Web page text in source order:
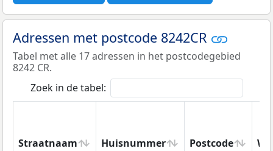
Adressen met postcode 8242CR
Tabel met alle 17 adressen in het postcodegebied
8242 CR.
Zoek in de tabel:
Straatnaam Huisnummer Postcode